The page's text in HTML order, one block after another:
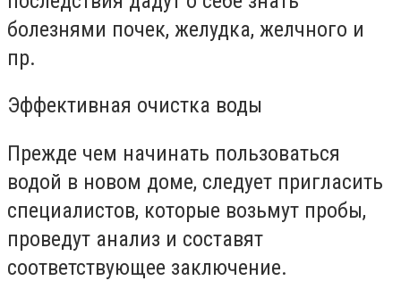
болезнями почек, желудка, желчного и
пр.
Эффективная очистка воды
Прежде чем начинать пользоваться
водой в новом доме, следует пригласить
специалистов, которые возьмут пробы,
проведут анализ и составят
соответствующее заключение.